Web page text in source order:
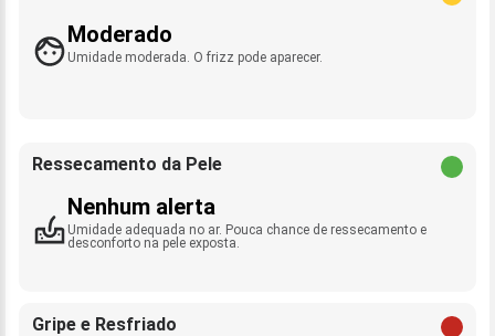
Moderado
Umidade moderada. O frizz pode aparecer.
Ressecamento da Pele
Nenhum alerta
Umidade adequada no ar. Pouca chance de ressecamento e
desconforto na pele exposta.
Gripe e Resfriado